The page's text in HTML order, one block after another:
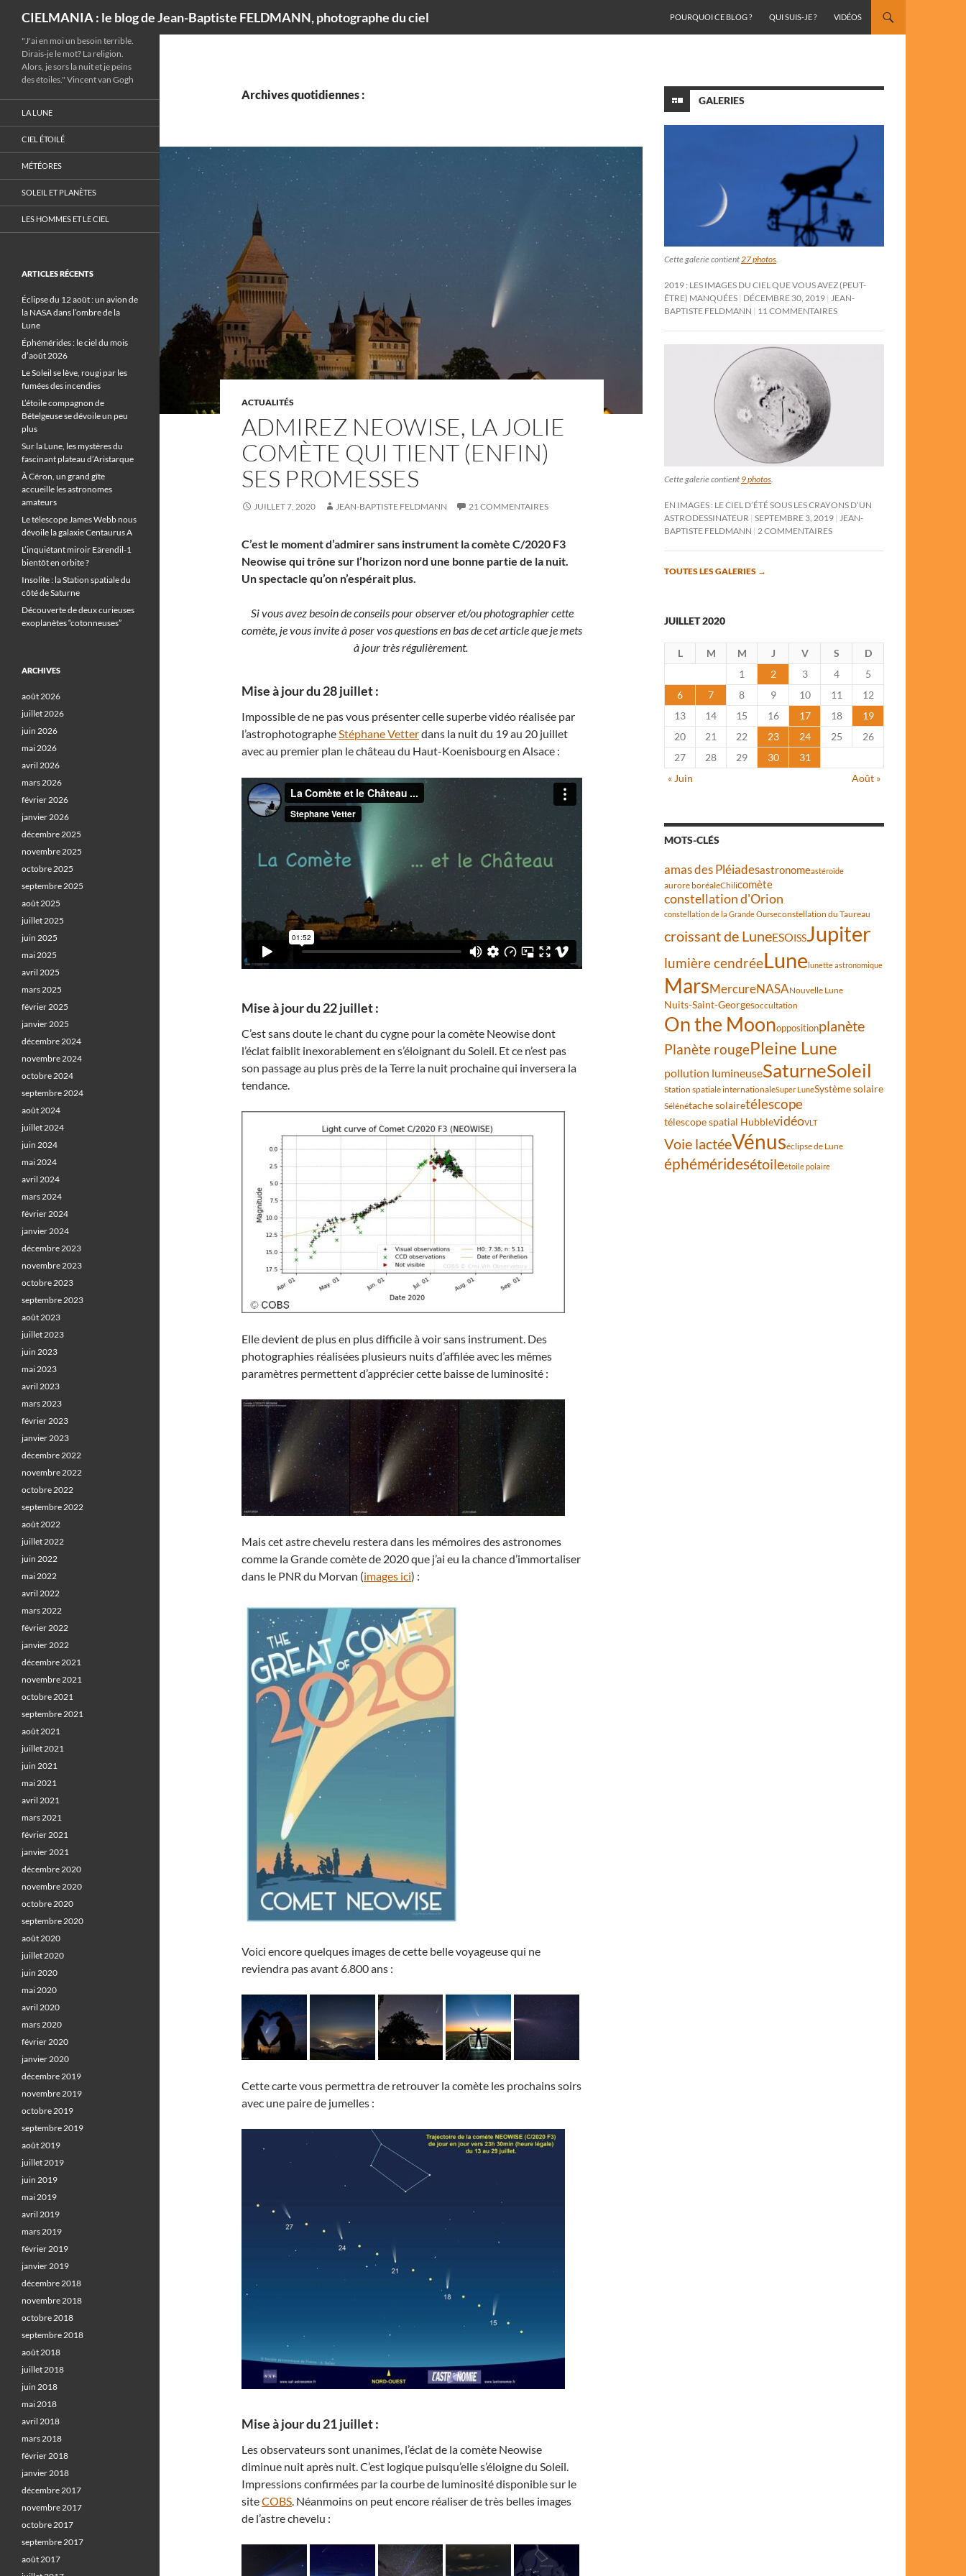
CIELMANIA : le blog de Jean-Baptiste FELDMANN, photographe du ciel
POURQUOI CE BLOG ?
QUI SUIS-JE ? VIDÉOS
Archives quotidiennes :
ACTUALITÉS
ADMIREZ NEOWISE, LA JOLIE
COMÈTE QUI TIENT (ENFIN)
SES PROMESSES
JUILLET 7, 2020 JEAN-BAPTISTE FELDMANN 21 COMMENTAIRES
C’est le moment d’admirer sans instrument la comète C/2020 F3
Neowise qui trône sur l’horizon nord une bonne partie de la nuit.
Un spectacle qu’on n’espérait plus.
Si vous avez besoin de conseils pour observer et/ou photographiercette
comète, je vous invite à poser vos questions en bas de cet article que je mets
à jour très régulièrement.
Mise à jour du 28 juillet :
Impossible de ne pas vous présenter celle superbe vidéo réalisée par
l’astrophotographeStéphane Vetterdans la nuit du 19 au 20 juillet
avec au premier plan le château du Haut-Koenisbourg en Alsace :
Mise à jour du 22 juillet :
C’est sans doute le chant du cygne pour la comète Neowise dont
l’éclat faiblit inexorablement en s’éloignant du Soleil. Et ce n’est pas
son passage au plus près de la Terre la nuit prochaine qui inversera la
tendance.
Elle devient de plus en plus difficile à voir sans instrument. Des
photographies réalisées plusieurs nuits d’affilée avec les mêmes
paramètres permettent d’apprécier cette baisse de luminosité :
Mais cet astre chevelu restera dans les mémoires des astronomes
comme la Grande comète de 2020 que j’ai eu la chance d’immortaliser
dans le PNR du Morvan (images ici) :
Voici encore quelques images de cette belle voyageuse qui ne
reviendra pas avant 6.800 ans :
Cette carte vous permettra de retrouver la comète les prochains soirs
avec une paire de jumelles :
Mise à jour du 21 juillet :
Les observateurs sont unanimes, l’éclat de la comète Neowise
diminue nuit après nuit. C’est logique puisqu’elle s’éloigne du Soleil.
Impressions confirmées par la courbe de luminosité disponible sur le
siteCOBS . Néanmoins on peut encore réaliser de très belles images
de l’astre chevelu :
GALERIES
Cette galerie contient27 photos.
2019 : LES IMAGES DU CIEL QUE VOUS AVEZ (PEUT-
ÊTRE) MANQUÉES DÉCEMBRE 30, 2019 JEAN-
BAPTISTE FELDMANN
11 COMMENTAIRES
Cette galerie contient 9 photos
EN IMAGES : LE CIEL D’ÉTÉ SOUS LES CRAYONS D’UN
ASTRODESSINATEUR SEPTEMBRE 3, 2019
JEAN-
BAPTISTE FELDMANN
2 COMMENTAIRES
TOUTES LES GALERIES →
JUILLET 2020
L M M J V S
D
1
2 3 4
5
6
7 8 9 10 11
12
13
14 15 16 17 18
19
20
21 22 23 24 25
26
27
28 29 30
31
« Juin
Août »
MOTS-CLÉS
amas des Pléiadesastronomeastéroïde
aurore boréaleChilicomète
constellation d'Orion
constellation de la Grande Ourseconstellation du Taureau
croissant de LuneESOISSJupiter
lumière cendréeLunelunette astronomique
MarsMercureNASANouvelle Lune
Nuits-Saint-Georgesoccultation
On the Moonoppositionplanète
Planète rougePleine Lune
pollution lumineuseSaturneSoleil
Station spatiale internationaleSuper LuneSystème solaire
Sélénétache solairetélescope
télescope spatial HubblevidéoVLT
Voie lactéeVénuséclipse de Lune
éphéméridesétoileétoile polaire
"J'ai en moi un besoin terrible.
Dirais-je le mot? La religion.
Alors, je sors la nuit et je peins
des étoiles." Vincent van Gogh
LA LUNE
CIEL ÉTOILÉ
MÉTÉORES
SOLEIL ET PLANÈTES
LES HOMMES ET LE CIEL
ARTICLES RÉCENTS
Éclipse du 12 août : un avion de
la NASA dans l’ombre de la
Lune
Éphémérides : le ciel du mois
d’août 2026
Le Soleil se lève, rougi par les
fumées des incendies
L’étoile compagnon de
Bételgeuse se dévoile un peu
plus
Sur la Lune, les mystères du
fascinant plateau d’Aristarque
À Céron, un grand gîte
accueille les astronomes
amateurs
Le télescope James Webb nous
dévoile la galaxie Centaurus A
L’inquiétant miroir Eärendil-1
bientôt en orbite ?
Insolite : la Station spatiale du
côté de Saturne
Découverte de deux curieuses
exoplanètes “cotonneuses”
ARCHIVES
août 2026
juillet 2026
juin 2026
mai 2026
avril 2026
mars 2026
février 2026
janvier 2026
décembre 2025
novembre 2025
octobre 2025
septembre 2025
août 2025
juillet 2025
juin 2025
mai 2025
avril 2025
mars 2025
février 2025
janvier 2025
décembre 2024
novembre 2024
octobre 2024
septembre 2024
août 2024
juillet 2024
juin 2024
mai 2024
avril 2024
mars 2024
février 2024
janvier 2024
décembre 2023
novembre 2023
octobre 2023
septembre 2023
août 2023
juillet 2023
juin 2023
mai 2023
avril 2023
mars 2023
février 2023
janvier 2023
décembre 2022
novembre 2022
octobre 2022
septembre 2022
août 2022
juillet 2022
juin 2022
mai 2022
avril 2022
mars 2022
février 2022
janvier 2022
décembre 2021
novembre 2021
octobre 2021
septembre 2021
août 2021
juillet 2021
juin 2021
mai 2021
avril 2021
mars 2021
février 2021
janvier 2021
décembre 2020
novembre 2020
octobre 2020
septembre 2020
août 2020
juillet 2020
juin 2020
mai 2020
avril 2020
mars 2020
février 2020
janvier 2020
décembre 2019
novembre 2019
octobre 2019
septembre 2019
août 2019
juillet 2019
juin 2019
mai 2019
avril 2019
mars 2019
février 2019
janvier 2019
décembre 2018
novembre 2018
octobre 2018
septembre 2018
août 2018
juillet 2018
juin 2018
mai 2018
avril 2018
mars 2018
février 2018
janvier 2018
décembre 2017
novembre 2017
octobre 2017
septembre 2017
août 2017